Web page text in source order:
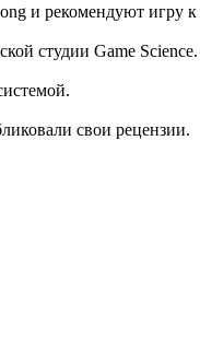
студии Game Science.
свои рецензии.